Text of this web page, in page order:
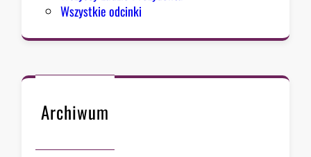
Wszystkie odcinki
Archiwum